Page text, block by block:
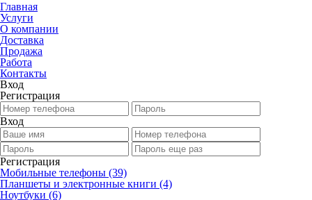
Главная
Услуги
О компании
Доставка
Продажа
Работа
Контакты
Вход
Регистрация
Вход
Регистрация
Мобильные телефоны (39)
Планшеты и электронные книги (4)
Ноутбуки (6)